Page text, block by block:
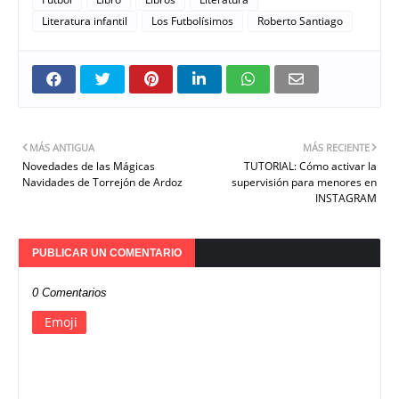
Literatura infantil
Los Futbolísimos Roberto Santiago
MÁS RECIENTE
TUTORIAL: Cómo activar la
supervisión para menores en
INSTAGRAM
MÁS ANTIGUA
Novedades de las Mágicas
Navidades de Torrejón de Ardoz
PUBLICAR UN COMENTARIO
0 Comentarios
Emoji